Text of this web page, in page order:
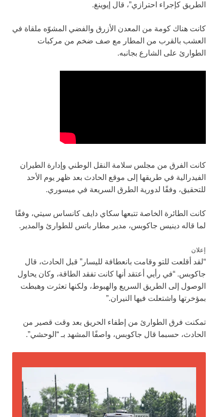
الطريق كإجراء احترازي”، قال إيوينغ.
كانت هناك كومة من المعدن الأزرق والفضي المشوّه ملقاة في
العشب بالقرب من المطار مع صف ضخم من مركبات
الطوارئ على الشارع بجانبه.
كانت الفرق من مجلس سلامة النقل الوطني وإدارة الطيران
الفيدرالية في طريقها إلى موقع الحادث بعد ظهر يوم الأحد
للتحقيق، وفقًا لدورية الطرق السريعة في ميسوري.
كانت الطائرة الخاصة تتبعها سكاي دايف كانساس سيتي، وفقًا
لما قاله دينيس جاكوبس، مدير مطار باتس للطوارئ والمدير.
إعلان
“لقد أقلعت للتو وقامت بانعطافة لليسار” قبل الحادث، قال
جاكوبس. “في رأيي أعتقد أنها كانت تفقد الطاقة، وكان يحاول
الوصول إلى الطريق السريع والهبوط، ولكنها تعثرت وهبطت
بمؤخرتها واشتعلت فيها النيران.”
تمكنت فرق الطوارئ من إطفاء الحريق بعد وقت قصير من
الحادث، حسبما قال جاكوبس، واصفًا المشهد بـ “الوحشي”.